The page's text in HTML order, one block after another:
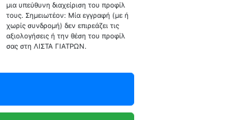
μια υπεύθυνη διαχείριση του προφίλ
τους. Σημειωτέον: Μία εγγραφή (με ή
χωρίς συνδρομή) δεν επιρεάζει τις
αξιολογήσεις ή την θέση του προφίλ
σας στη ΛΙΣΤΑ ΓΙΑΤΡΩΝ.